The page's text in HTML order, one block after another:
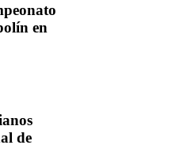
en
de